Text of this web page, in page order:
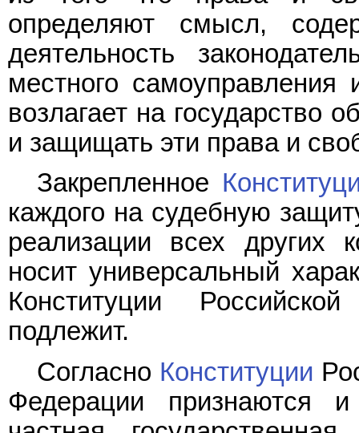
определяют смысл,
деятельность
местного
возлагает на государство
и защищать эти права и
Закрепленное
каждого на судебную
реализации всех других
носит универсальный
Конституции
подлежит.
Согласно Конституции
Федерации признаются